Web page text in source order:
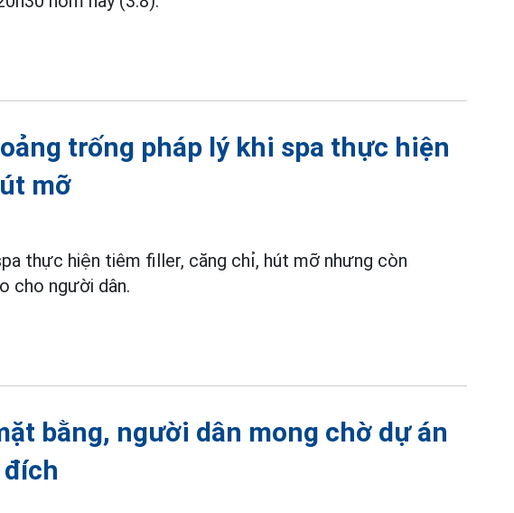
trống pháp lý khi spa thực hiện
mỡ
thực hiện tiêm filler, căng chỉ, hút mỡ nhưng còn
cho người dân.
bằng, người dân mong chờ dự án